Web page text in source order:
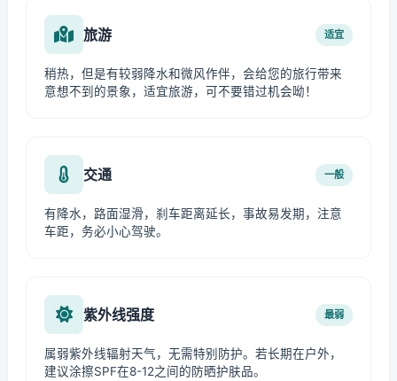
旅游 适宜
稍热，但是有较弱降水和微风作伴，会给您的旅行带来
意想不到的景象，适宜旅游，可不要错过机会呦！
交通 一般
有降水，路面湿滑，刹车距离延长，事故易发期，注意
车距，务必小心驾驶。
紫外线强度 最弱
属弱紫外线辐射天气，无需特别防护。若长期在户外，
建议涂擦SPF在8-12之间的防晒护肤品。